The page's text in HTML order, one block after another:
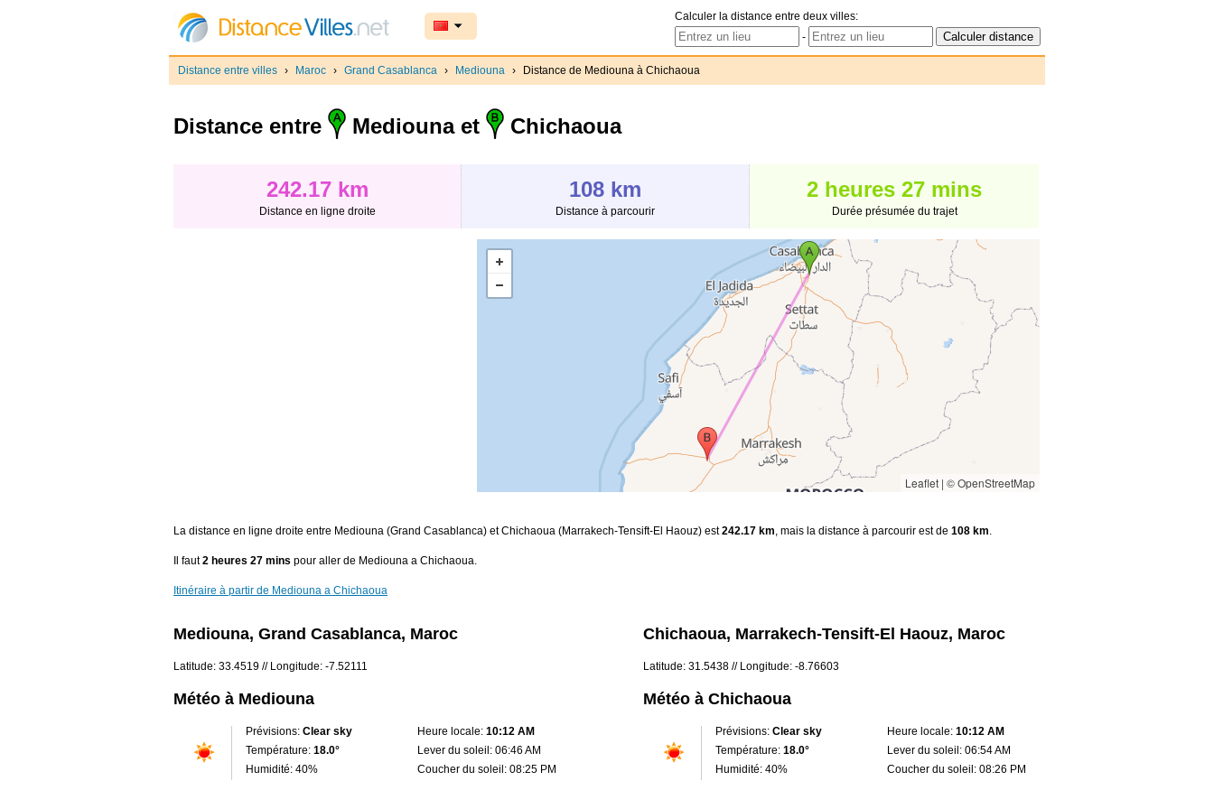
Calculer la distance entre deux villes:
-
Distance entre villes › Maroc › Grand Casablanca › Mediouna › Distance de Mediouna à Chichaoua
Distance entre Mediouna et Chichaoua
242.17 km
Distance en ligne droite
108 km
Distance à parcourir
2 heures 27 mins
Durée présumée du trajet
Leaflet | © OpenStreetMap
La distance en ligne droite entre Mediouna (Grand Casablanca) et Chichaoua (Marrakech-Tensift-El Haouz) est242.17 km, mais la distance à parcourir est de 108 km.
Il faut2 heures 27 mins pour aller de Mediouna a Chichaoua.
Itinéraire à partir de Mediouna a Chichaoua
Mediouna, Grand Casablanca, Maroc
Latitude: 33.4519 // Longitude: -7.52111
Météo à Mediouna
Prévisions: Clear sky
Température: 18.0°
Humidité: 40%
Heure locale: 10:12 AM
Lever du soleil: 06:46 AM
Coucher du soleil: 08:25 PM
Chichaoua, Marrakech-Tensift-El Haouz, Maroc
Latitude: 31.5438 // Longitude: -8.76603
Météo à Chichaoua
Prévisions: Clear sky
Température: 18.0°
Humidité: 40%
Heure locale: 10:12 AM
Lever du soleil: 06:54 AM
Coucher du soleil: 08:26 PM